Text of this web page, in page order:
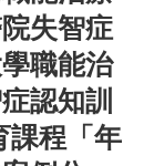
失智症
職能治
認知訓
課程「年